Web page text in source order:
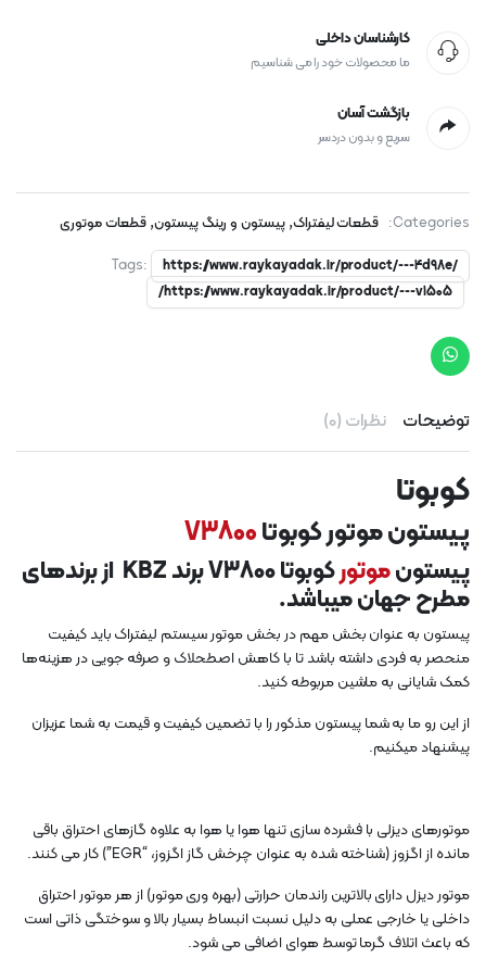
کارشناسان داخلی
ما محصولات خود را می شناسیم
بازگشت آسان
سریع و بدون دردسر
Categories: قطعات لیفتراک,پیستون و رینگ پیستون, قطعات موتوری
Tags:
https://www.raykayadak.ir/product/---4d98e/
https://www.raykayadak.ir/product/---v1505/
توضیحات نظرات (0)
کوبوتا
پیستون موتور کوبوتاV3800
پیستونموتور کوبوتا V3800 برند KBZ از برندهای
مطرح جهان میباشد.
پیستون به عنوان بخش مهم در بخش موتور سیستم لیفتراک باید کیفیت
منحصر به فردی داشته باشد تا با کاهش اصطحلاک و صرفه جویی در هزینه‌ها
کمک شایانی به ماشین مربوطه کنید.
از این رو ما به شما پیستون مذکور را با تضمین کیفیت و قیمت به شما عزیزان
پیشنهاد میکنیم.
موتورهای دیزلی با فشرده سازی تنها هوا یا هوا به علاوه گازهای احتراق باقی
مانده از اگزوز (شناخته شده به عنوان چرخش گاز اگزوز، “EGR”) کار می کنند.
موتور دیزل دارای بالاترین راندمان حرارتی (بهره وری موتور) از هر موتور احتراق
داخلی یا خارجی عملی به دلیل نسبت انبساط بسیار بالا و سوختگی ذاتی است
که باعث اتلاف گرما توسط هوای اضافی می شود.